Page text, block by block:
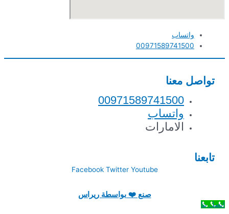
واتساب
00971589741500
تواصل معنا
00971589741500
واتساب
الامارات
تابعنا
Facebook Twitter Youtube
صنع ❤️ بواسطة ريراس
اتصل بنا